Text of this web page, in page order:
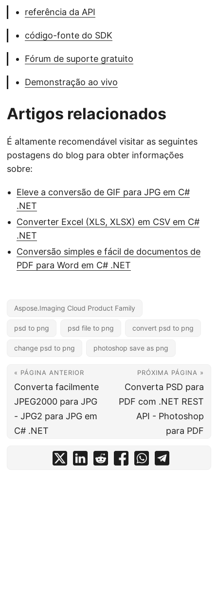
referência da API
código-fonte do SDK
Fórum de suporte gratuito
Demonstração ao vivo
Artigos relacionados
É altamente recomendável visitar as seguintes
postagens do blog para obter informações
sobre:
Eleve a conversão de GIF para JPG em C#
.NET
Converter Excel (XLS, XLSX) em CSV em C#
.NET
Conversão simples e fácil de documentos de
PDF para Word em C# .NET
Aspose.Imaging Cloud Product Family
psd to png psd file to png convert psd to png
change psd to png photoshop save as png
« PÁGINA ANTERIOR
Converta facilmente
JPEG2000 para JPG
- JPG2 para JPG em
C# .NET
PRÓXIMA PÁGINA »
Converta PSD para
PDF com .NET REST
API - Photoshop
para PDF